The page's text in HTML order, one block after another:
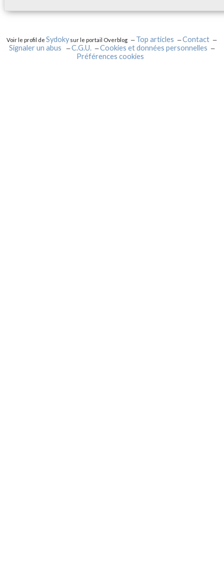
Voir le profil deSydokysur le portail Overblog Top articles
Contact
Signaler un abus
C.G.U.
Cookies et données personnelles
Préférences cookies